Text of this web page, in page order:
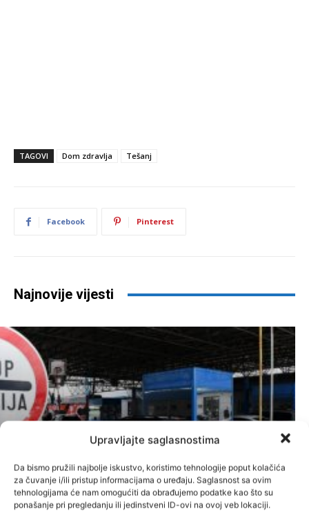
Upravljajte saglasnostima
Da bismo pružili najbolje iskustvo, koristimo tehnologije poput kolačića
za čuvanje i/ili pristup informacijama o uređaju. Saglasnost sa ovim
tehnologijama će nam omogućiti da obrađujemo podatke kao što su
ponašanje pri pregledanju ili jedinstveni ID-ovi na ovoj veb lokaciji.
TAGOVI Dom zdravlja Tešanj
Facebook Pinterest
Najnovije vijesti
granici, samo nastavio voziti za
Njemačku bez nje
Vijesti Administrator 7. Augusta 2026.